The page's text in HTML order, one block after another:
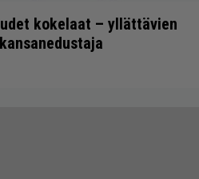
kokelaat – yllättävien